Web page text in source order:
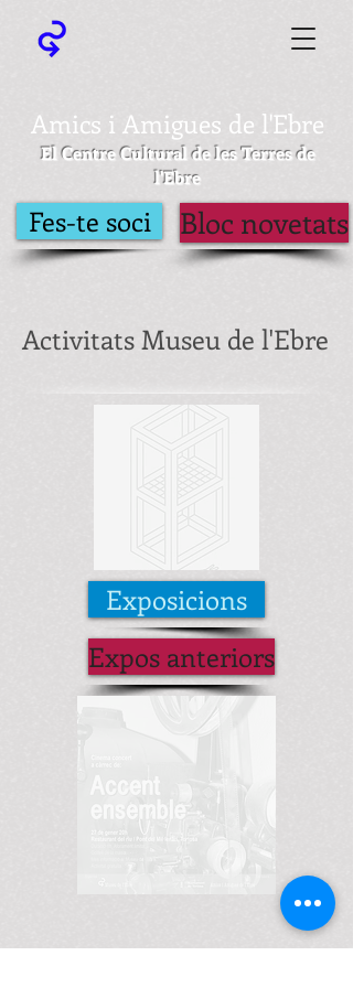
Amics i Amigues de l'Ebre
El Centre Cultural de les Terres de
l'Ebre
Fes-te soci Bloc novetats
Activitats Museu de l'Ebre
Exposicions
Expos anteriors